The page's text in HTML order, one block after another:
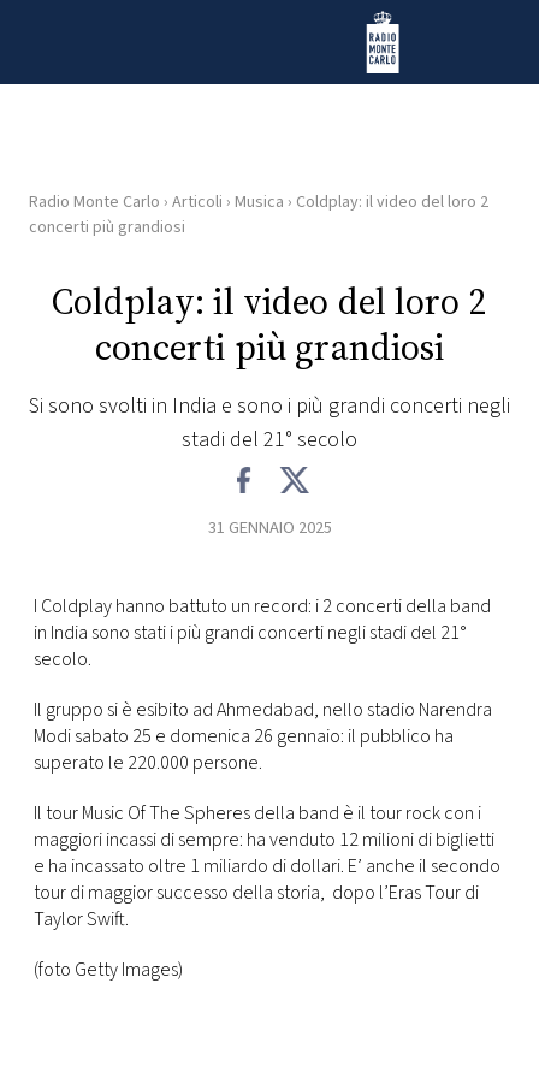
Radio Monte Carlo
HOME
RADIO
CONCORSI
EVENTI
VIDEO
TV
DI
MONACO
Radio Monte Carlo › Articoli › Musica › Coldplay: il video del loro 2
concerti più grandiosi
Coldplay: il video del loro 2
concerti più grandiosi
Si sono svolti in India e sono i più grandi concerti negli
stadi del 21° secolo
31 GENNAIO 2025
I Coldplay hanno battuto un record: i 2 concerti della band
in India sono stati i più grandi concerti negli stadi del 21°
secolo.
Il gruppo si è esibito ad Ahmedabad, nello stadio Narendra
Modi sabato 25 e domenica 26 gennaio: il pubblico ha
superato le 220.000 persone.
Il tour Music Of The Spheres della band è il tour rock con i
maggiori incassi di sempre: ha venduto 12 milioni di biglietti
e ha incassato oltre 1 miliardo di dollari. E’ anche il secondo
tour di maggior successo della storia, dopo l’Eras Tour di
Taylor Swift.
(foto Getty Images)